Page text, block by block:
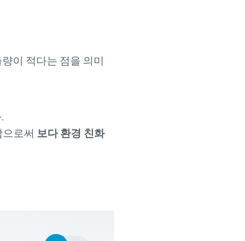
이 적다는 점을 의미
로써 보다 환경 친화